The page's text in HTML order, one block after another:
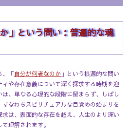
」という問い：普遍的な魂
、「自分が何者なのか 」という根源的な問い
や存在意義について深く探求する時期を迎
、単なる心理的な段階に留まらず、しばし
なわちスピリチュアルな目覚めの始まりを
は、表面的な存在を超え、人生のより深い
理解されます。